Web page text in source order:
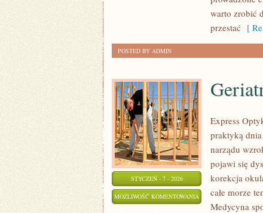
warto zrobić
przestać [
POSTED BY ADMIN
STYCZEŃ - 7 - 2026
MOŻLIWOŚĆ KOMENTOWANIA GERIATRIA
Express
praktyką
narządu
pojawi się
korekcja
całe morze
Medycyna